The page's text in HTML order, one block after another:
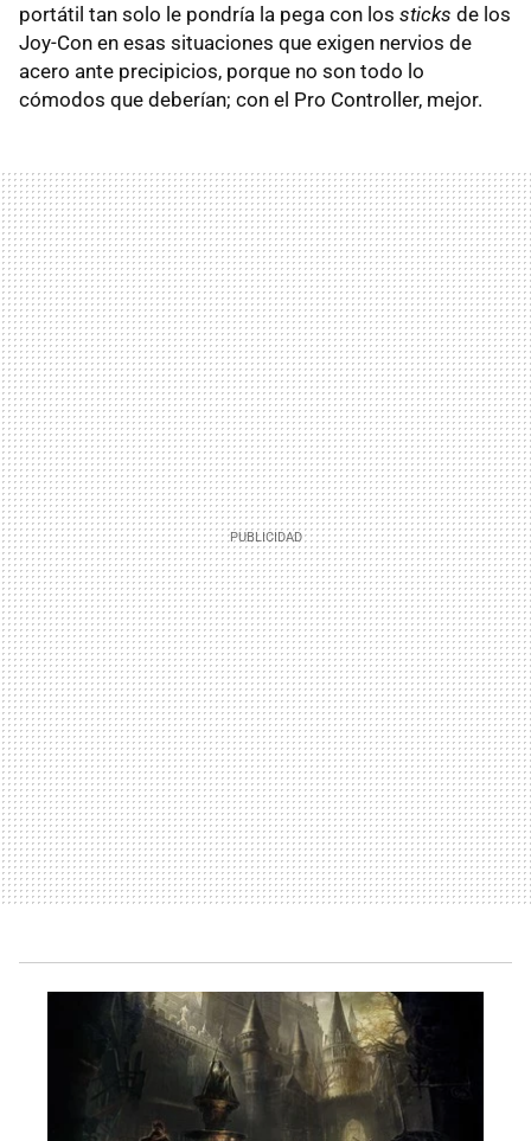
portátil tan solo le pondría la pega con los sticks de los
Joy-Con en esas situaciones que exigen nervios de
acero ante precipicios, porque no son todo lo
cómodos que deberían; con el Pro Controller, mejor.